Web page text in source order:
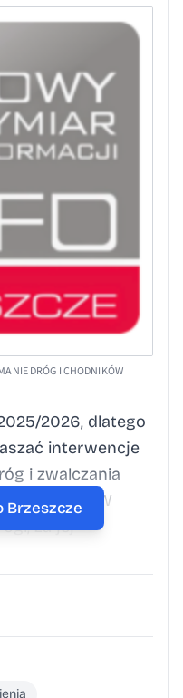
DRÓG I CHODNIKÓW
2026, dlatego
interwencje
i zwalczania
Brzeszcze. W
za jej
dróg
Komunalna
Zgłoszenia
śliskości
pod
Brzeszcze